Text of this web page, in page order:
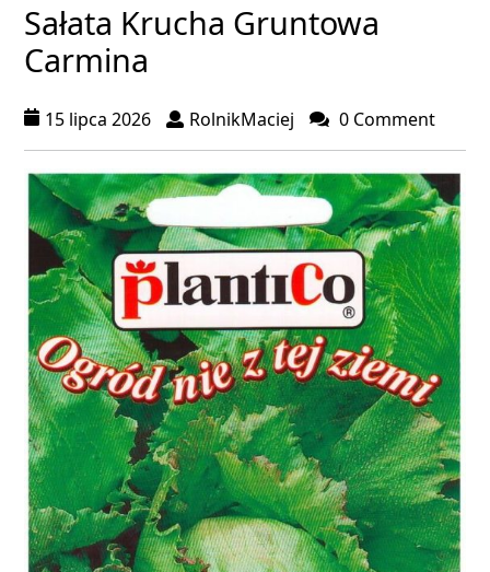
Sałata Krucha Gruntowa
Carmina
15 lipca 2026 RolnikMaciej 0 Comment